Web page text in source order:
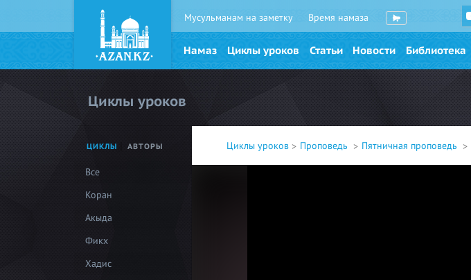
Мусульманам на заметку Время намаза
Намаз Циклы уроков Статьи Новости Библиотека
Циклы уроков
ЦИКЛЫ АВТОРЫ
Все
Коран
Акыда
Фикх
Хадис
Циклы уроков Проповедь Пятничная проповедь